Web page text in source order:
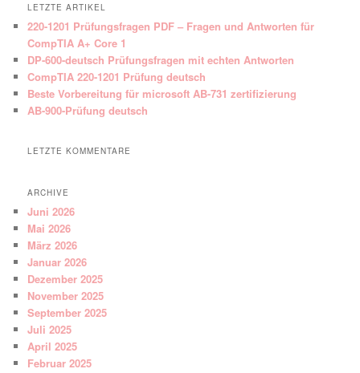
LETZTE ARTIKEL
220-1201 Prüfungsfragen PDF – Fragen und Antworten für
CompTIA A+ Core 1
DP-600-deutsch Prüfungsfragen mit echten Antworten
CompTIA 220-1201 Prüfung deutsch
Beste Vorbereitung für microsoft AB-731 zertifizierung
AB-900-Prüfung deutsch
LETZTE KOMMENTARE
ARCHIVE
Juni 2026
Mai 2026
März 2026
Januar 2026
Dezember 2025
November 2025
September 2025
Juli 2025
April 2025
Februar 2025